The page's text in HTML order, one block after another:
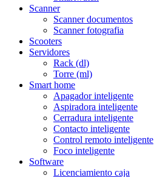
Scanner
Scanner documentos
Scanner fotografia
Scooters
Servidores
Rack (dl)
Torre (ml)
Smart home
Apagador inteligente
Aspiradora inteligente
Cerradura inteligente
Contacto inteligente
Control remoto inteligente
Foco inteligente
Software
Licenciamiento caja